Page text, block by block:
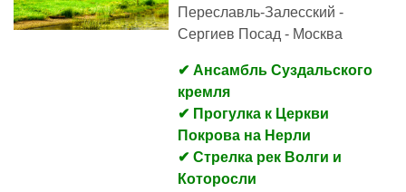
Переславль-Залесский -
Сергиев Посад - Москва
✔ Ансамбль Суздальского
кремля
✔ Прогулка к Церкви
Покрова на Нерли
✔ Стрелка рек Волги и
Которосли